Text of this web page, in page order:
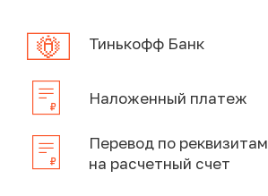
Тинькофф Банк
Наложенный платеж
Перевод по реквизитам
на расчетный счет